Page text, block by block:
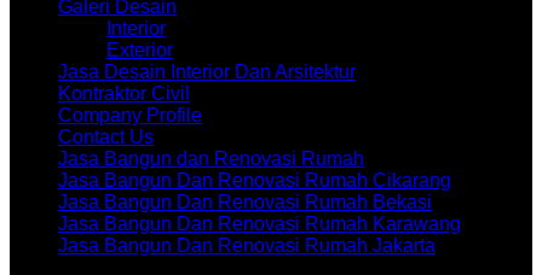
Galeri Desain
Interior
Exterior
Jasa Desain Interior Dan Arsitektur
Kontraktor Civil
Company Profile
Contact Us
Jasa Bangun dan Renovasi Rumah
Jasa Bangun Dan Renovasi Rumah Cikarang
Jasa Bangun Dan Renovasi Rumah Bekasi
Jasa Bangun Dan Renovasi Rumah Karawang
Jasa Bangun Dan Renovasi Rumah Jakarta